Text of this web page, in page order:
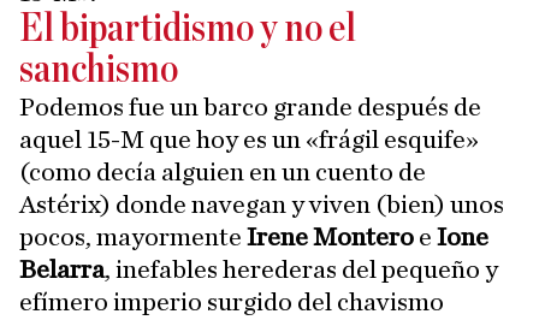
El bipartidismo y no el
sanchismo
Podemos fue un barco grande después de
aquel 15-M que hoy es un «frágil esquife»
(como decía alguien en un cuento de
Astérix) donde navegan y viven (bien) unos
pocos, mayormente Irene Montero e Ione
Belarra, inefables herederas del pequeño y
efímero imperio surgido del chavismo